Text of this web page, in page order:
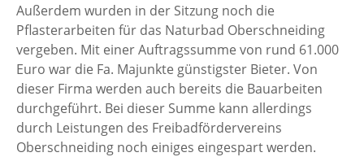
Außerdem wurden in der Sitzung noch die
Pflasterarbeiten für das Naturbad Oberschneiding
vergeben. Mit einer Auftragssumme von rund 61.000
Euro war die Fa. Majunkte günstigster Bieter. Von
dieser Firma werden auch bereits die Bauarbeiten
durchgeführt. Bei dieser Summe kann allerdings
durch Leistungen des Freibadfördervereins
Oberschneiding noch einiges eingespart werden.